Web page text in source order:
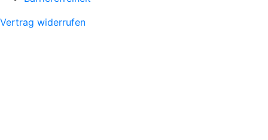
Vertrag widerrufen